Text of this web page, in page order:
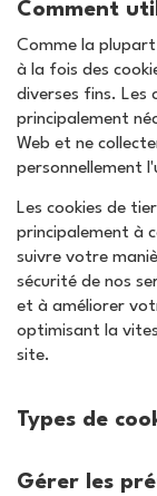
Comment
Comme la plupart
à la fois des
diverses fins. Les
principalement
Web et ne
personnellement
Les cookies de
principalement à
suivre votre
sécurité de nos
et à améliorer
optimisant la
site.
Types de
Gérer les